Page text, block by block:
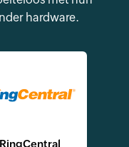
hardware.
RingCentral